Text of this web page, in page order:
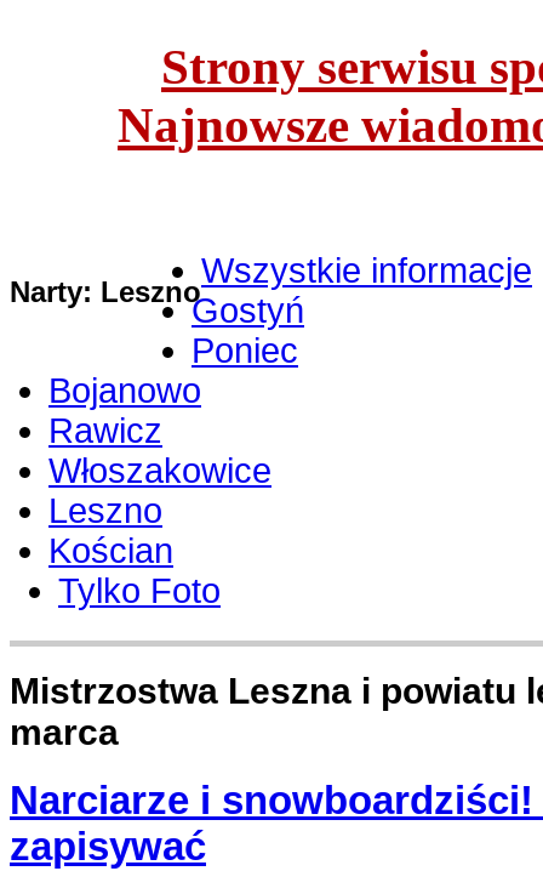
Strony serwisu
Najnowsze
Narty: Leszno
Wszystkie informacje
Gostyń
Poniec
Bojanowo
Rawicz
Włoszakowice
Leszno
Kościan
Tylko Foto
Mistrzostwa Leszna i powiatu
marca
Narciarze i snowboardziści!
zapisywać